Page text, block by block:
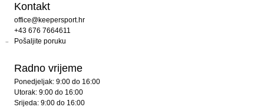
Kontakt
office@keepersport.hr
+43 676 7664611
Pošaljite poruku
Radno vrijeme
Ponedjeljak: 9:00 do 16:00
Utorak: 9:00 do 16:00
Srijeda: 9:00 do 16:00